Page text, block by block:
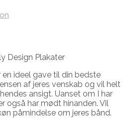
Design Plakater
ideel gave til din bedste
af jeres venskab og vil helt
ansigt. Uanset om I har
også har mødt hinanden. Vil
påmindelse om jeres bånd.